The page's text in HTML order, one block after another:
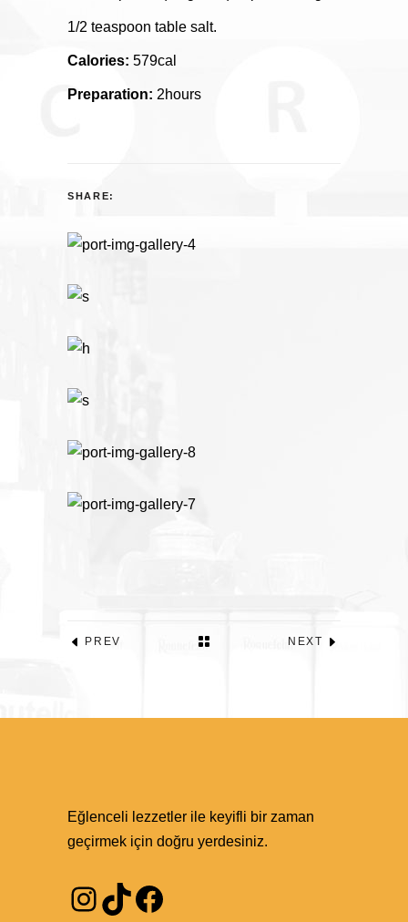
1/2 teaspoon table salt.
Calories: 579cal
Preparation: 2hours
SHARE:
PREV NEXT
Eğlenceli lezzetler ile keyifli bir zaman
geçirmek için doğru yerdesiniz.
Instagram
TikTok
Facebook